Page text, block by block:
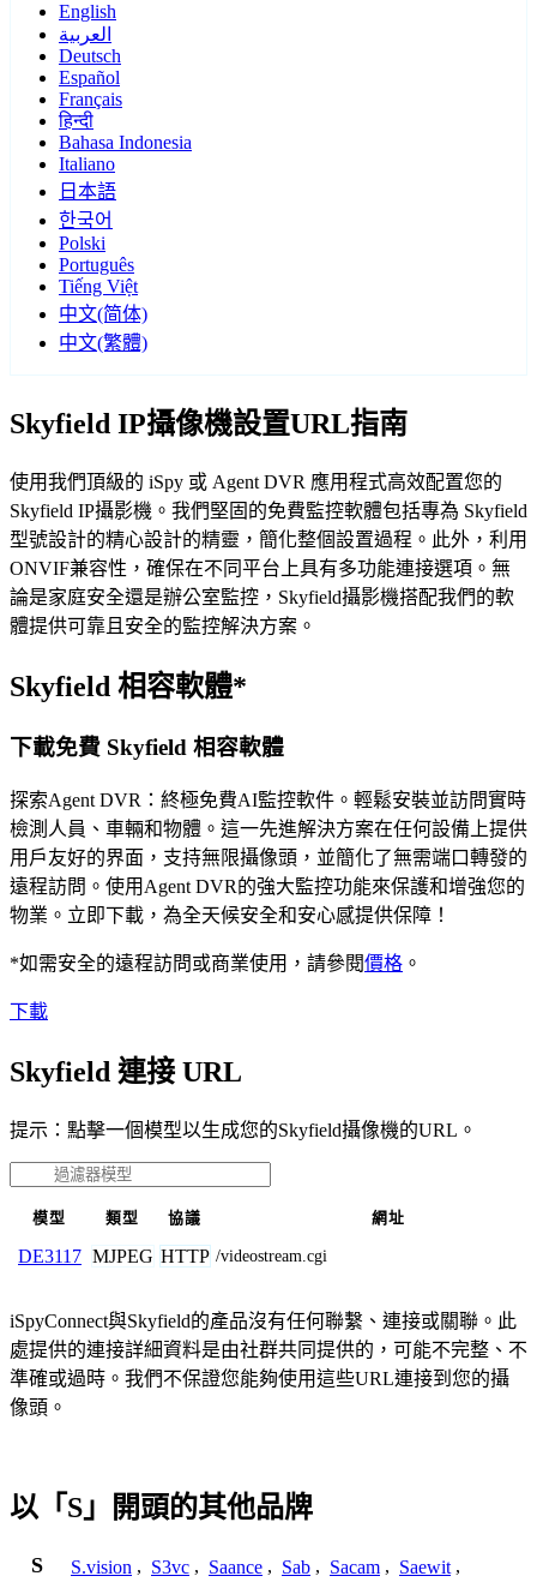
English
العربية
Deutsch
Español
Français
हिन्दी
Bahasa Indonesia
Italiano
日本語
한국어
Polski
Português
Tiếng Việt
中文(简体)
中文(繁體)
Skyfield IP攝像機設置URL指南
使用我們頂級的 iSpy 或 Agent DVR 應用程式高效配置您的
Skyfield IP攝影機。我們堅固的免費監控軟體包括專為 Skyfield
型號設計的精心設計的精靈，簡化整個設置過程。此外，利用
ONVIF兼容性，確保在不同平台上具有多功能連接選項。無
論是家庭安全還是辦公室監控，Skyfield攝影機搭配我們的軟
體提供可靠且安全的監控解決方案。
Skyfield 相容軟體*
下載免費 Skyfield 相容軟體
探索Agent DVR：終極免費AI監控軟件。輕鬆安裝並訪問實時
檢測人員、車輛和物體。這一先進解決方案在任何設備上提供
用戶友好的界面，支持無限攝像頭，並簡化了無需端口轉發的
遠程訪問。使用Agent DVR的強大監控功能來保護和增強您的
物業。立即下載，為全天候安全和安心感提供保障！
*如需安全的遠程訪問或商業使用，請參閱價格 。
下載
Skyfield 連接 URL
提示：點擊一個模型以生成您的Skyfield攝像機的URL。
模型 類型 協議 網址
DE3117 MJPEG HTTP /videostream.cgi
iSpyConnect與Skyfield的產品沒有任何聯繫、連接或關聯。此
處提供的連接詳細資料是由社群共同提供的，可能不完整、不
準確或過時。我們不保證您能夠使用這些URL連接到您的攝
像頭。
以「S」開頭的其他品牌
S S.vision , S3vc , Saance , Sab , Sacam , Saewit ,